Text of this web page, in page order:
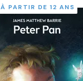
À PARTIR DE 12 ANS